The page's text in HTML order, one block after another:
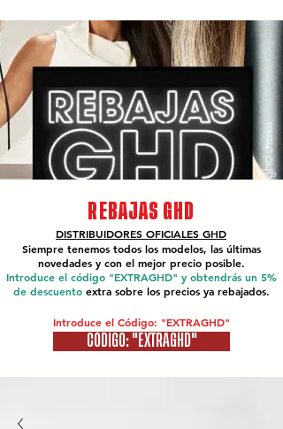
REBAJAS GHD
DISTRIBUIDORES OFICIALES GHD
Siempre tenemos todos los modelos, las últimas
novedades y con el mejor precio posible.
Introduce el código "EXTRAGHD" y obtendrás un 5%
de descuento extra sobre los precios ya rebajados.
Introduce el Código: "EXTRAGHD"
CÓDIGO: "EXTRAGHD"